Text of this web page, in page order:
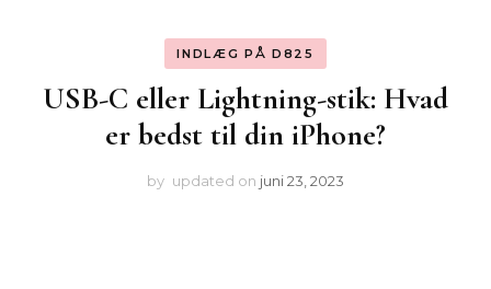
INDLÆG PÅ D825
USB-C eller Lightning-stik: Hvad
er bedst til din iPhone?
by updated on juni 23, 2023